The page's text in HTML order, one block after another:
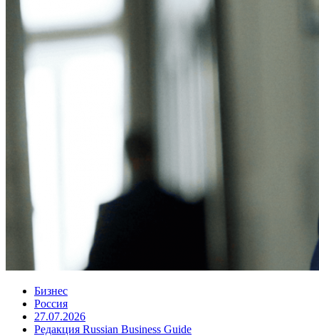
Бизнес
Россия
27.07.2026
Редакция Russian Business Guide